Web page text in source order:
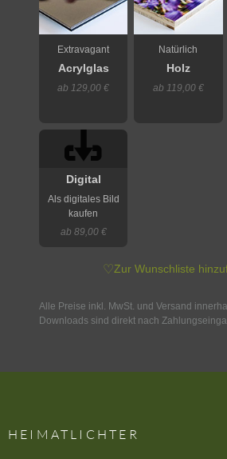
Extravagant
Acrylglas
ab 129,00 €
Natürlich
Holz
ab 119,00 €
Digital
Als digitales Bild
kaufen
ab 89,00 €
♡Zur Wunschliste
Alle Preise inkl. MwSt. und Versand
Downloads sind direkt nach
HEIMATLICHTER